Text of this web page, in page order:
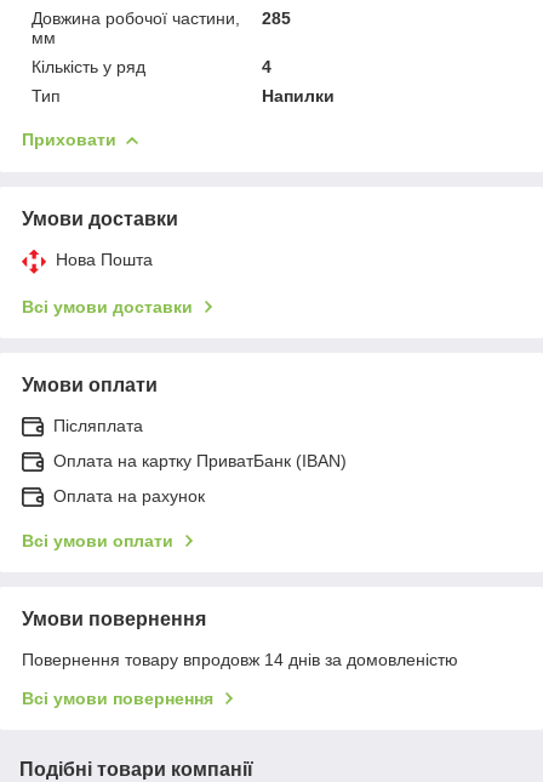
Довжина робочої частини,
мм
285
Кількість у ряд
4
Тип
Напилки
Приховати
Умови доставки
Нова Пошта
Всі умови доставки
Умови оплати
Післяплата
Оплата на картку ПриватБанк (IBAN)
Оплата на рахунок
Всі умови оплати
Умови повернення
Повернення товару впродовж 14 днів за домовленістю
Всі умови повернення
Подібні товари компанії